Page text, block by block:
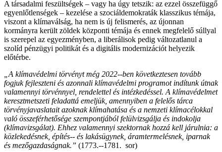
A társadalmi feszültségek – vagy ha úgy tetszik: az ezzel összefüggő
egyenlőtlenségek – kezelése a szociáldemokraták klasszikus témája,
viszont a klímaválság, ha nem is új felismerés, az újonnan
kormányra került zöldek központi témája és ennek megfelelő súllyal
is szerepel az egyezményben, a liberálisok pedig változatlanul a
szolíd pénzügyi politikát és a digitális modernizációt helyezik
előtérbe.
„A klímavédelmi törvényt még 2022-­‐ben következtesen tovább
fogjuk fejleszteni és azonnali klímavédelmi programot indítunk útnak
valamennyi törvénnyel, rendelettel és intézkedéssel. A klímavédelmet
keresztmetszeti feladattá emeljük, amennyiben a felelős tárca
törvényjavaslatait azoknak klímahatása és a nemzeti klímacélokkal
való összeférhetősége szempontjából felülvizsgálja és indokolja
(klímavizsgálat). Ehhez valamennyi szektornak hozzá kell járulnia: a
közlekedésnek, építés-­‐ és lakásügynek, áramtermelésnek, iparnak
és mezőgazdaságnak.” (1773.-­‐1781. sor)